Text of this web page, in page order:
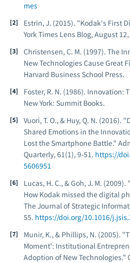
mes
Estrin, J. (2015). "Kodak's First
York Times Lens Blog, August
Christensen, C. M. (1997). The
New Technologies Cause Great
Harvard Business School Press.
Foster, R. N. (1986). Innovation:
New York: Summit Books.
Vuori, T. O., & Huy, Q. N.
Shared Emotions in the
Lost the Smartphone Battle."
Quarterly, 61(1), 9-51. https://
5606951
Lucas, H. C., & Goh, J. M.
How Kodak missed the digital
The Journal of Strategic
55. https://doi.org/10.1016/
Munir, K., & Phillips, N. (2005).
Moment': Institutional
Adoption of New Technologies."